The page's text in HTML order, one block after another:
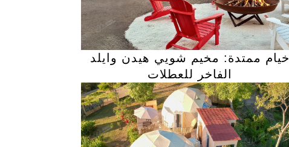
خيام ممتدة: مخيم شويي هيدن وايلد
الفاخر للعطلات